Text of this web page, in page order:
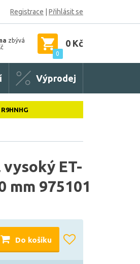
Registrace Přihlásit se
zbývá
0
0 Kč
Výprodej
R9HNHG
ET-
mm 975101
Do košíku